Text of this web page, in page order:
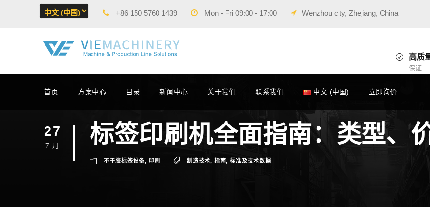
+86 150 5760 1439 Mon - Fri 09:00 - 17:00 Wenzhou city, Zhejiang, China
高质
保证
首页 方案中心 目录 新闻中心 关于我们 联系我们 中文 (中国) 立即询价
27
7 月 标签印刷机全面指南：类型、
不干胶标签设备, 印刷 制造技术, 指南, 标准及技术数据